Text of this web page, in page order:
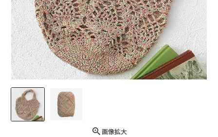
画像拡大